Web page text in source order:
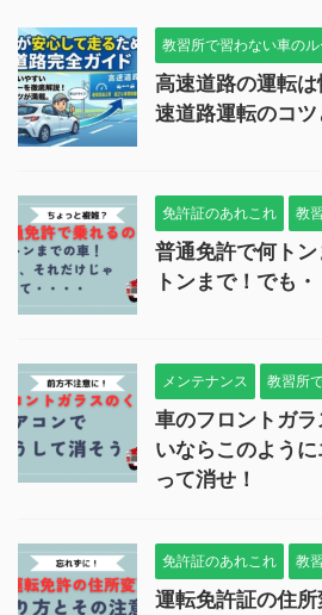
教習所で習わない車の
高速道路の運転
速道路運転のコツ
免許証のあれこれ 教
普通免許で何ト
トンまで！でも・
メンテナンス 教習所
車のフロントガ
いならこのよう
って消せ！
免許証のあれこれ 教
運転免許証の住